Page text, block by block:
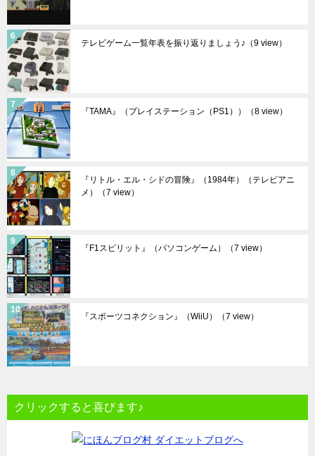
テレビゲーム一覧年表を振り返りましょう♪ （9 view）
『TAMA』（プレイステーション（PS1）） （8 view）
『リトル・エル・シドの冒険』（1984年）（テレビアニ
メ）
（7 view）
『F1スピリット』（パソコンゲーム） （7 view）
『スポーツコネクション』（WiiU） （7 view）
クリックすると喜びます♪